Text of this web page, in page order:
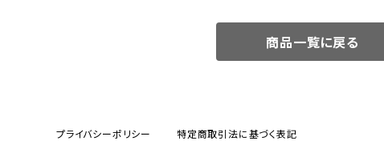
商品一覧に戻る
プライバシーポリシー 特定商取引法に基づく表記